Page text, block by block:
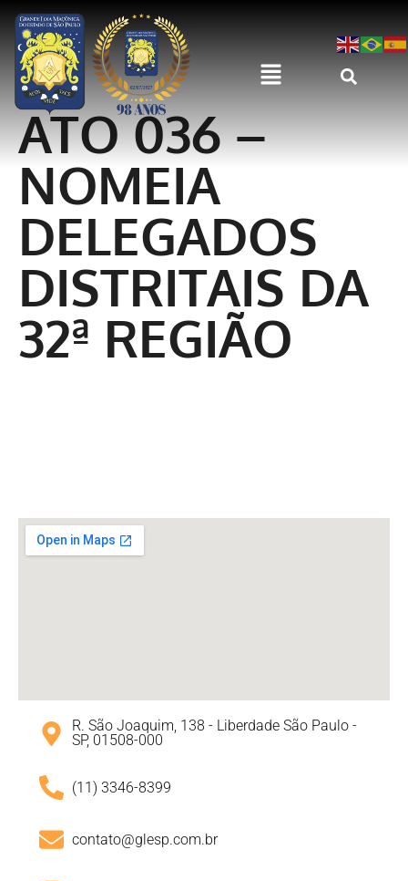
ATO 036 –
NOMEIA
DELEGADOS
DISTRITAIS DA
32ª REGIÃO
R. São Joaquim, 138 - Liberdade São Paulo -
SP, 01508-000
(11) 3346-8399
contato@glesp.com.br